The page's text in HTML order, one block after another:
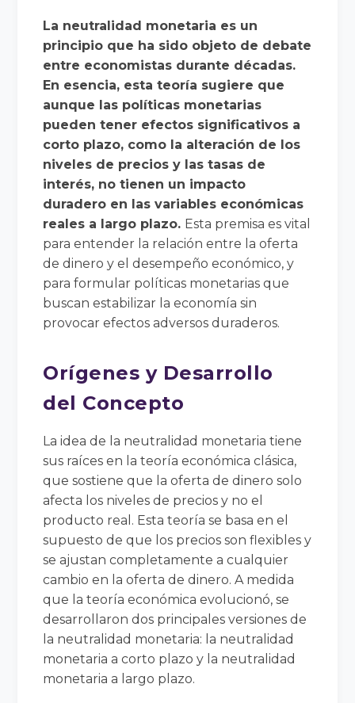
La neutralidad monetaria es un
principio que ha sido objeto de debate
entre economistas durante décadas.
En esencia, esta teoría sugiere que
aunque las políticas monetarias
pueden tener efectos significativos a
corto plazo, como la alteración de los
niveles de precios y las tasas de
interés, no tienen un impacto
duradero en las variables económicas
reales a largo plazo. Esta premisa es vital
para entender la relación entre la oferta
de dinero y el desempeño económico, y
para formular políticas monetarias que
buscan estabilizar la economía sin
provocar efectos adversos duraderos.
Orígenes y Desarrollo
del Concepto
La idea de la neutralidad monetaria tiene
sus raíces en la teoría económica clásica,
que sostiene que la oferta de dinero solo
afecta los niveles de precios y no el
producto real. Esta teoría se basa en el
supuesto de que los precios son flexibles y
se ajustan completamente a cualquier
cambio en la oferta de dinero. A medida
que la teoría económica evolucionó, se
desarrollaron dos principales versiones de
la neutralidad monetaria: la neutralidad
monetaria a corto plazo y la neutralidad
monetaria a largo plazo.